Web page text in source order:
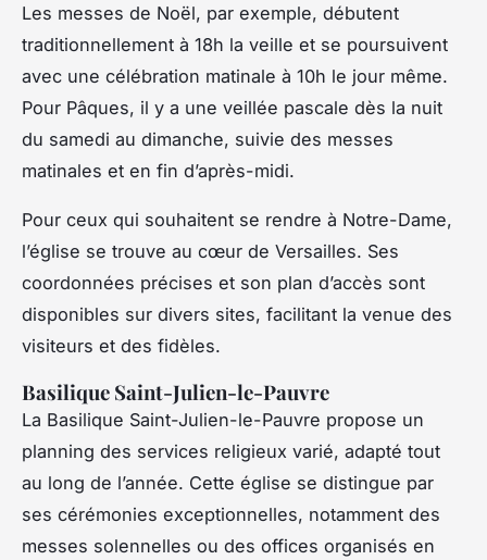
Les messes de Noël, par exemple, débutent
traditionnellement à 18h la veille et se poursuivent
avec une célébration matinale à 10h le jour même.
Pour Pâques, il y a une veillée pascale dès la nuit
du samedi au dimanche, suivie des messes
matinales et en fin d’après-midi.
Pour ceux qui souhaitent se rendre à Notre-Dame,
l’église se trouve au cœur de Versailles. Ses
coordonnées précises et son plan d’accès sont
disponibles sur divers sites, facilitant la venue des
visiteurs et des fidèles.
Basilique Saint-Julien-le-Pauvre
La Basilique Saint-Julien-le-Pauvre propose un
planning des services religieux varié, adapté tout
au long de l’année. Cette église se distingue par
ses cérémonies exceptionnelles, notamment des
messes solennelles ou des offices organisés en